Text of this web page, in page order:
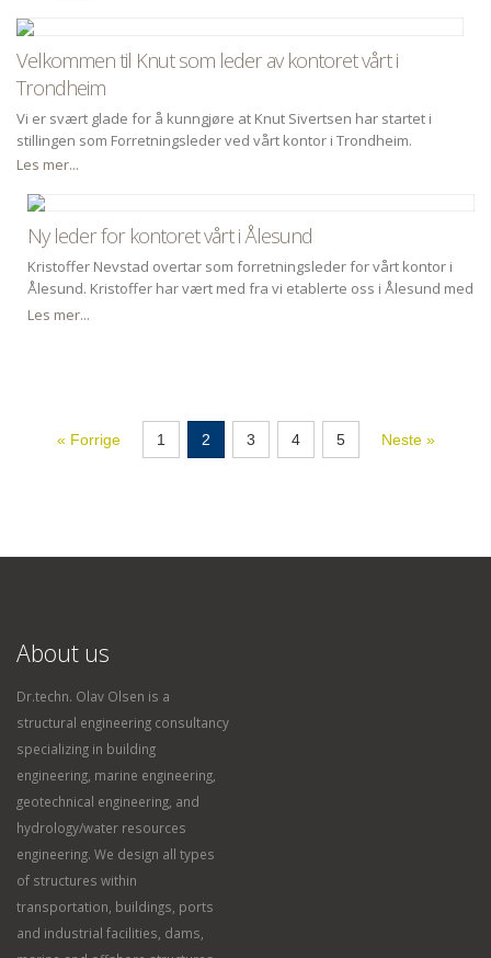
Velkommen til Knut som leder av kontoret vårt i
Trondheim
Vi er svært glade for å kunngjøre at Knut Sivertsen har startet i
stillingen som Forretningsleder ved vårt kontor i Trondheim.
Les mer...
Ny leder for kontoret vårt i Ålesund
Kristoffer Nevstad overtar som forretningsleder for vårt kontor i
Ålesund. Kristoffer har vært med fra vi etablerte oss i Ålesund med
oppkjøpet av tidligere ingeniør bedrift Steinar Tryggstad AS i 2023.
Les mer...
« Forrige 1 2 3 4 5 Neste »
About us
Dr.techn. Olav Olsen is a
structural engineering consultancy
specializing in building
engineering, marine engineering,
geotechnical engineering, and
hydrology/water resources
engineering. We design all types
of structures within
transportation, buildings, ports
and industrial facilities, dams,